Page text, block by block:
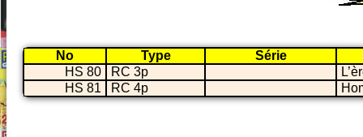
No Type
Série
HS 80
RC 3p
HS 81
RC 4p